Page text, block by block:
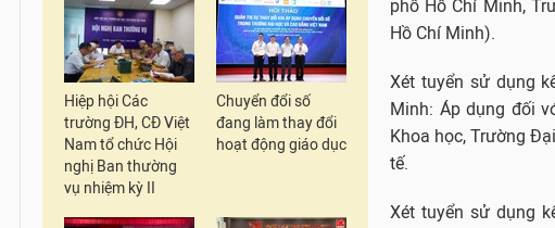
Hiệp hội Các
trường ĐH, CĐ Việt
Nam tổ chức Hội
nghị Ban thường
vụ nhiệm kỳ II
Chuyển đổi số
đang làm thay đổi
hoạt động giáo dục
phố Hồ Chí Minh,
Hồ Chí Minh).
Xét tuyển sử dụng
Minh: Áp dụng đối
Khoa học, Trường
tế.
Xét tuyển sử dụng